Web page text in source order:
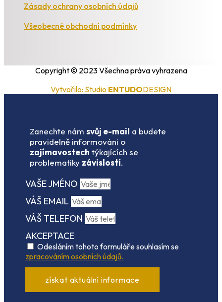
Zásady ochrany osobních údajů
Všeobecné obchodní podmínky
Copyright © 2023 Všechna práva vyhrazena
Vytvořilo: Studio ENTUDODESIGN
Zanechte nám svůj e-mail a budete
pravidelně informováni o
zajímavostech týkajících se
problematiky závislostí.
VAŠE JMÉNO
VÁŠ EMAIL
VÁŠ TELEFON
AKCEPTACE
Odesláním tohoto formuláře souhlasím se
zpracováním osobních údajů.
získat aktuální informace